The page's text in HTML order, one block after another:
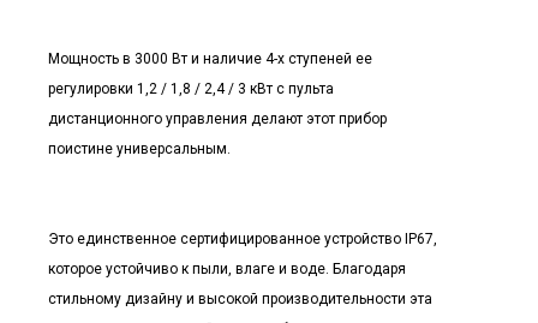
Мощность в 3000 Вт и наличие 4-х ступеней ее
регулировки 1,2 / 1,8 / 2,4 / 3 кВт с пульта
дистанционного управления делают этот прибор
поистине универсальным.
Это единственное сертифицированное устройство IP67,
которое устойчиво к пыли, влаге и воде. Благодаря
стильному дизайну и высокой производительности эта